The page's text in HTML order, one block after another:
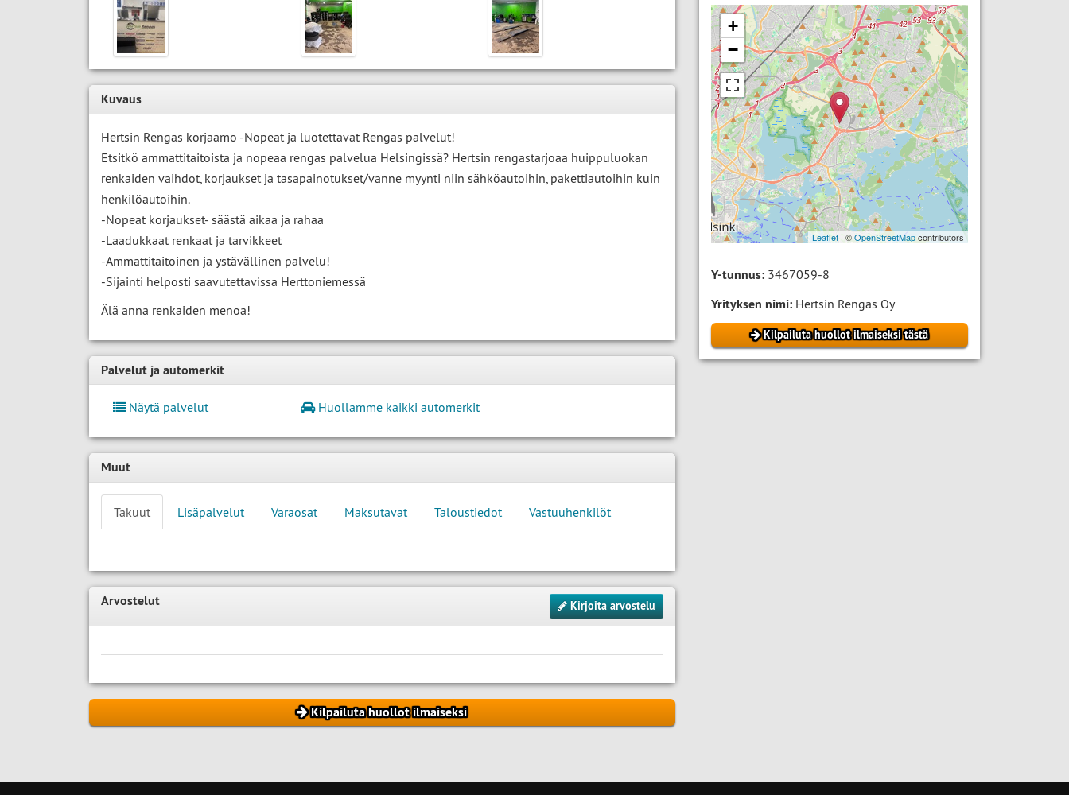
+
−
Leaflet | ©OpenStreetMapcontributors
Y-tunnus:3467059-8
Yrityksen nimi:Hertsin Rengas Oy
Kilpailuta huollot ilmaiseksi tästä
Kuvaus
Hertsin Rengas korjaamo -Nopeat ja luotettavat Rengas palvelut!
Etsitkö ammattitaitoista ja nopeaa rengas palvelua Helsingissä? Hertsin rengastarjoaa huippuluokan
renkaiden vaihdot, korjaukset ja tasapainotukset/vanne myynti niin sähköautoihin, pakettiautoihin kuin
henkilöautoihin.
-Nopeat korjaukset- säästä aikaa ja rahaa
-Laadukkaat renkaat ja tarvikkeet
-Ammattitaitoinen ja ystävällinen palvelu!
-Sijainti helposti saavutettavissa Herttoniemessä
Älä anna renkaiden menoa!
Palvelut ja automerkit
Näytä palvelut Huollamme kaikki automerkit
Muut
Takuut Lisäpalvelut Varaosat Maksutavat Taloustiedot Vastuuhenkilöt
Arvostelut Kirjoita arvostelu
Kilpailuta huollot ilmaiseksi